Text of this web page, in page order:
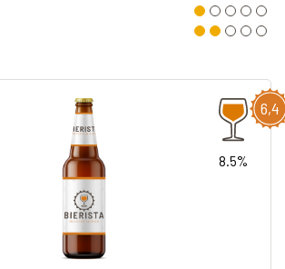
6,4
8.5%